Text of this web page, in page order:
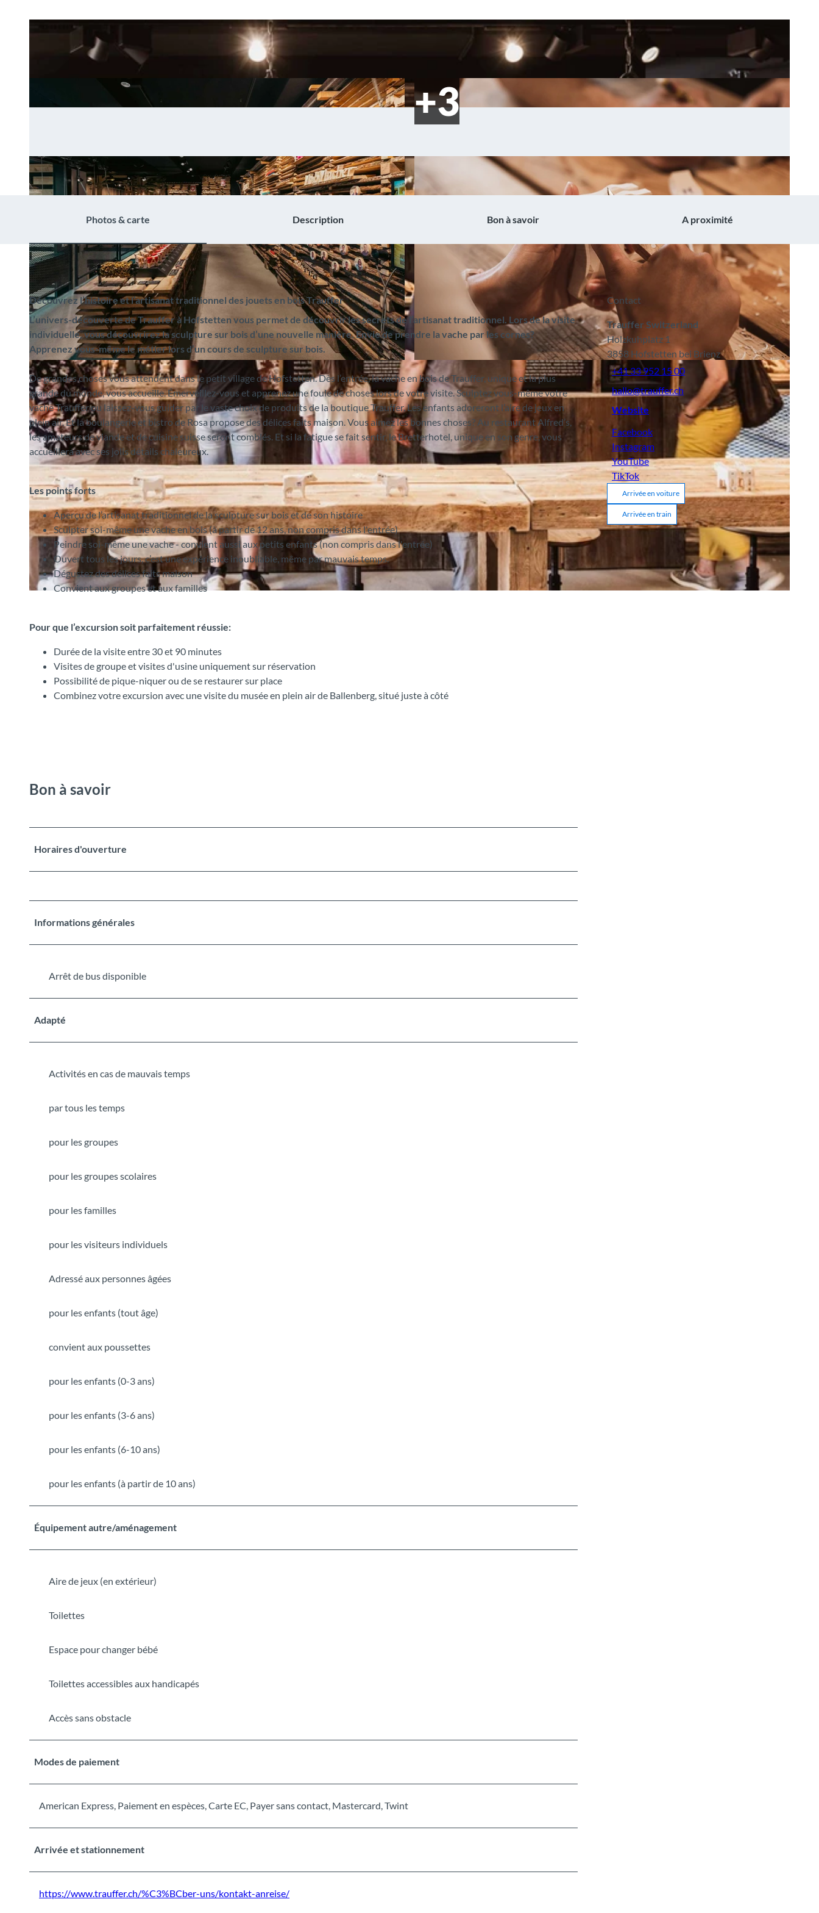
©CC-BY-SA © CC-BY-SA
Photos & carte Description Bon à savoir A proximité
Découvrez l’histoire et l’artisanat traditionnel des jouets en bois Trauffer
L’univers-découverte de Trauffer à Hofstetten vous permet de découvrir les secrets de l’artisanat traditionnel. Lors de la visite
individuelle, vous découvrirez la sculpture sur bois d’une nouvelle manière. Envie de prendre la vache par les cornes?
Apprenez vous-même le métier lors d’un cours de sculpture sur bois.
De grandes choses vous attendent dans le petit village de Hofstetten. Dès l’entrée, la vache en bois de Trauffer, unique et la plus
grande du monde, vous accueille. Émerveillez-vous et apprenez une foule de choses lors de votre visite. Sculptez vous-même votre
vache Trauffer ou laissez-vous guider par le vaste choix de produits de la boutique Trauffer. Les enfants adoreront l’aire de jeux en
plein air. Et la boulangerie et bistro de Rosa propose des délices faits maison. Vous aimez les bonnes choses? Au restaurant Alfred’s,
les amateurs de viande et de cuisine suisse seront comblés. Et si la fatigue se fait sentir, le Bretterhotel, unique en son genre, vous
accueillera avec ses jolis détails chaleureux.
Les points forts
Aperçu de l’artisanat traditionnel de la sculpture sur bois et de son histoire
Sculpter soi-même une vache en bois (à partir de 12 ans, non compris dans l'entrée)
Peindre soi-même une vache - convient aussi aux petits enfants (non compris dans l'entrée)
Ouvert tous les jours, c’est une expérience inoubliable, même par mauvais temps.
Dégustez des délices faits maison
Convient aux groupes et aux familles
Pour que l’excursion soit parfaitement réussie:
Durée de la visite entre 30 et 90 minutes
Visites de groupe et visites d'usine uniquement sur réservation
Possibilité de pique-niquer ou de se restaurer sur place
Combinez votre excursion avec une visite du musée en plein air de Ballenberg, situé juste à côté
Bon à savoir
Horaires d'ouverture
Informations générales
Arrêt de bus disponible
Adapté
Activités en cas de mauvais temps
par tous les temps
pour les groupes
pour les groupes scolaires
pour les familles
pour les visiteurs individuels
Adressé aux personnes âgées
pour les enfants (tout âge)
convient aux poussettes
pour les enfants (0-3 ans)
pour les enfants (3-6 ans)
pour les enfants (6-10 ans)
pour les enfants (à partir de 10 ans)
Équipement autre/aménagement
Aire de jeux (en extérieur)
Toilettes
Espace pour changer bébé
Toilettes accessibles aux handicapés
Accès sans obstacle
Modes de paiement
American Express, Paiement en espèces, Carte EC, Payer sans contact, Mastercard, Twint
Arrivée et stationnement
https://www.trauffer.ch/%C3%BCber-uns/kontakt-anreise/
Contact
Trauffer Switzerland
Holzkuhplatz 1
3858 Hofstetten bei Brienz
+41 33 952 15 00
hallo@trauffer.ch
Website
Facebook
Instagram
YouTube
TikTok
Arrivée en voiture
Arrivée en train